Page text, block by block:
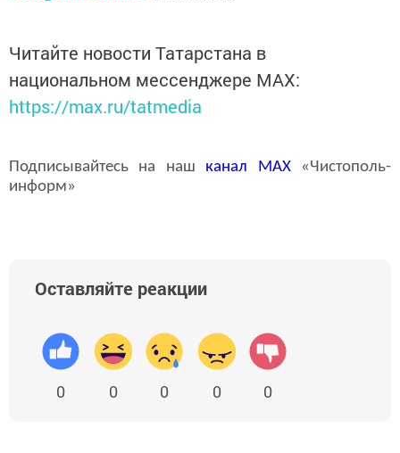
Читайте новости Татарстана в
национальном мессенджере MАХ:
https://max.ru/tatmedia
Подписывайтесь на наш канал MAX«Чистополь-
информ»
Оставляйте реакции
0 0 0 0 0